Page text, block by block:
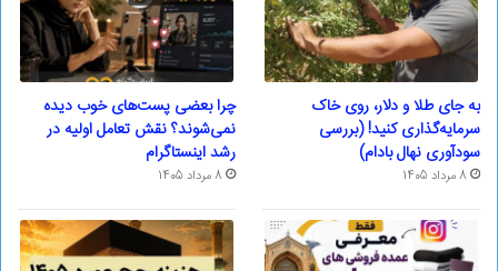
به جای طلا و دلار، روی خاک
سرمایه‌گذاری کنید! (بررسی
سودآوری نهال بادام)
8 مرداد 1405
چرا بعضی پست‌های خوب دیده
نمی‌شوند؟ نقش تعامل اولیه در
رشد اینستاگرام
8 مرداد 1405